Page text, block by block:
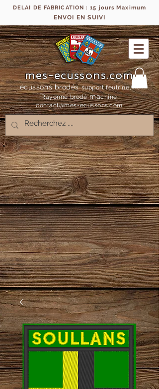
DELAI DE FABRICATION : 15 jours Maximum
ENVOI EN SUIVI
mes-ecussons.com
écussons brodés support feutrine, fil
Rayonne brodémachine
contact@mes-ecussons.com